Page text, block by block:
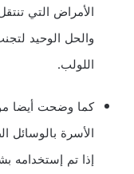
الأمراض التي
والحل الوحيد
اللولب.
كما وضحت أيضا
إذا تم إستخدامه